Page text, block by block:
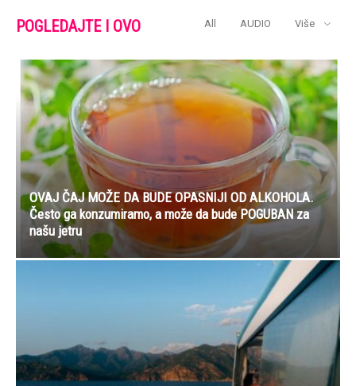
POGLEDAJTE I OVO All AUDIO Više
OVAJ ČAJ MOŽE DA BUDE OPASNIJI OD ALKOHOLA.
Često ga konzumiramo, a može da bude POGUBAN za
našu jetru